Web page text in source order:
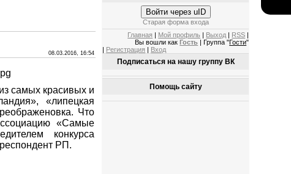
08.03.2016, 16:54
самых красивых и
«липецкая
Что
«Самые
конкурса
РП.
Войти через uID
Старая форма входа
Главная
Мой профиль Выход RSS
Вы вошли как Гость | Группа "Гости"
Регистрация Вход
Подписаться на нашу группу ВК
Помощь сайту